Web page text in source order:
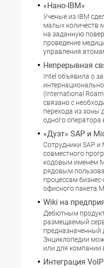
«Нано-IBM»
Ученые из IBM
малых количеств
на заданную
проведение
управления
Непрерывная
Intel объявила о
(International
связано с
перехода из зоны
одного оператора
«Дуэт» SAP и
Сотрудники SAP
совместного
кодовым именем
рядовым
процессам
офисного пакета
Wiki на
Дебютным
размещаемый
предназначенный
Энциклопедии
или для компании
Интеграция